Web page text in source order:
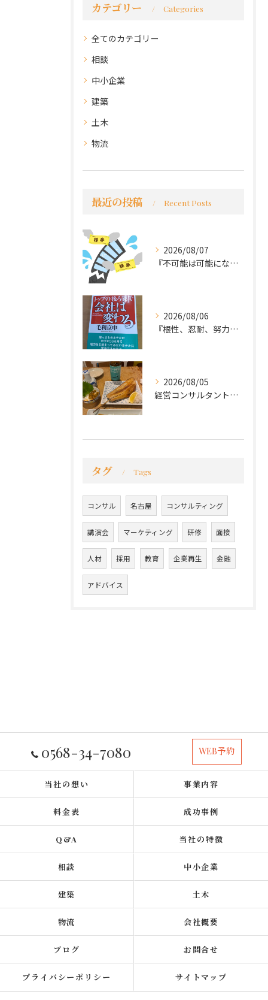
カテゴリー Categories
全てのカテゴリー
相談
中小企業
建築
土木
物流
最近の投稿 Recent Posts
2026/08/07
『不可能は可能になる』
2026/08/06
『根性、忍耐、努力という言葉は死語なのか』
2026/08/05
経営コンサルタントのモーちゃん・毛利京申です。
タグ Tags
コンサル 名古屋 コンサルティング
講演会 マーケティング 研修 面接
人材 採用 教育 企業再生 金融
アドバイス
0568-34-7080 WEB予約
当社の想い 事業内容
料金表 成功事例
Q&A 当社の特徴
相談 中小企業
建築 土木
物流 会社概要
ブログ お問合せ
プライバシーポリシー サイトマップ